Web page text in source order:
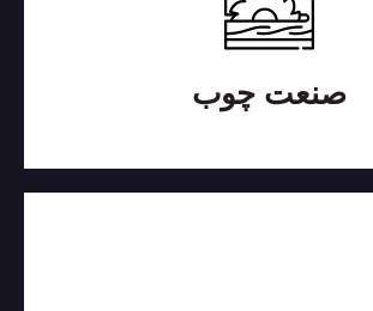
صنعت چوب
تبخیر مقاوم باشند...